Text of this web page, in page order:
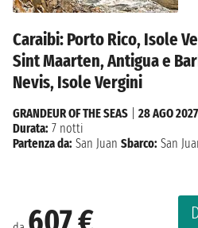
Caraibi: Porto Rico, Isole
Sint Maarten, Antigua e
Nevis, Isole Vergini
GRANDEUR OF THE SEAS
28 AGO 2027
Durata: 7 notti
Partenza da: San Juan Sbarco: San